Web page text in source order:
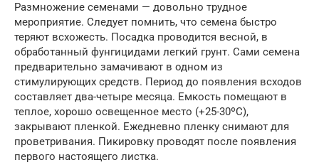
Размножение семенами — довольно трудное
мероприятие. Следует помнить, что семена быстро
теряют всхожесть. Посадка проводится весной, в
обработанный фунгицидами легкий грунт. Сами семена
предварительно замачивают в одном из
стимулирующих средств. Период до появления всходов
составляет два-четыре месяца. Емкость помещают в
теплое, хорошо освещенное место (+25-30ºС),
закрывают пленкой. Ежедневно пленку снимают для
проветривания. Пикировку проводят после появления
первого настоящего листка.